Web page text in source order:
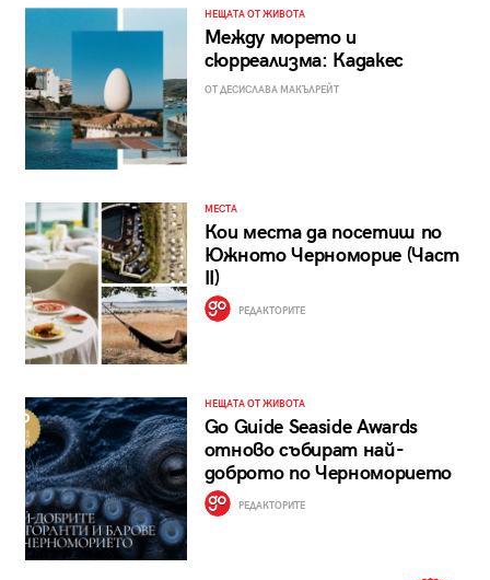
НЕЩАТА ОТ ЖИВОТА
Между морето и
сюрреализма: Кадакес
ОТ ДЕСИСЛАВА МАКЪЛРЕЙТ
МЕСТА
Кои места да посетиш по
Южното Черноморие (Част
II)
РЕДАКТОРИТЕ
НЕЩАТА ОТ ЖИВОТА
Go Guide Seaside Awards
отново събират най-
доброто по Черноморието
РЕДАКТОРИТЕ